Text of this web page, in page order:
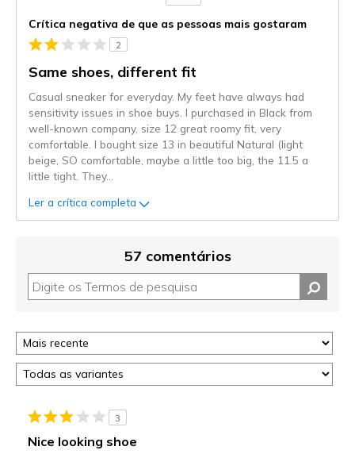
Crítica negativa de que as pessoas mais gostaram
2
Same shoes, different fit
Casual sneaker for everyday. My feet have always had
sensitivity issues in shoe buys. I purchased in Black from
well-known company, size 12 great roomy fit, very
comfortable. I bought size 13 in beautiful Natural (light
beige, SO comfortable, maybe a little too big, the 11.5 a
little tight. They...
Ler a crítica completa
57 comentários
3
Nice looking shoe